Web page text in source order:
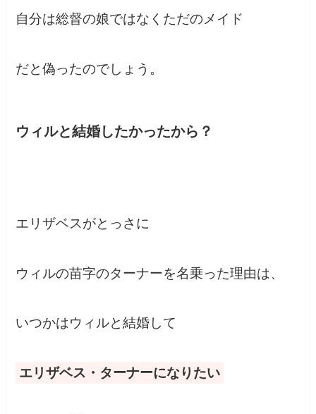
自分は総督の娘ではなくただのメイド
だと偽ったのでしょう。
ウィルと結婚したかったから？
エリザベスがとっさに
ウィルの苗字のターナーを名乗った理由は、
いつかはウィルと結婚して
エリザベス・ターナーになりたい